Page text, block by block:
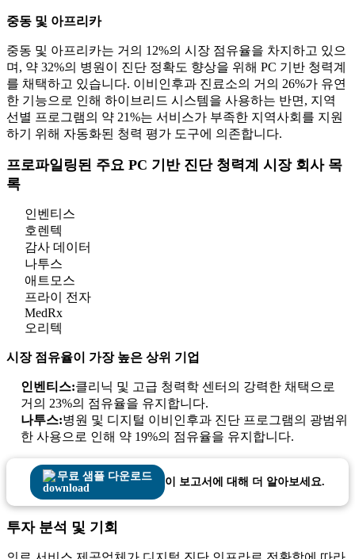
중동 및 아프리카
중동 및 아프리카는 거의 12%의 시장 점유율을 차지하고 있으
며, 약 32%의 병원이 진단 정확도 향상을 위해 PC 기반 청력계
를 채택하고 있습니다. 이비인후과 진료소의 거의 26%가 유연
한 기능으로 인해 하이브리드 시스템을 사용하는 반면, 지역
선별 프로그램의 약 21%는 서비스가 부족한 지역사회를 지원
하기 위해 자동화된 청력 평가 도구에 의존합니다.
프로파일링된 주요 PC 기반 진단 청력계 시장 회사 목
록
인벤티스
호렌텍
감사 데이터
나투스
애트모스
프라이 전자
MedRx
오리텍
시장 점유율이 가장 높은 상위 기업
인벤티스:클리닉 및 고급 청력학 센터의 강력한 채택으로
거의 23%의 점유율을 유지합니다.
나투스:병원 및 디지털 이비인후과 진단 프로그램의 광범위
한 사용으로 인해 약 19%의 점유율을 유지합니다.
무료 샘플 다운로드 이 보고서에 대해 더 알아보세요.
투자 분석 및 기회